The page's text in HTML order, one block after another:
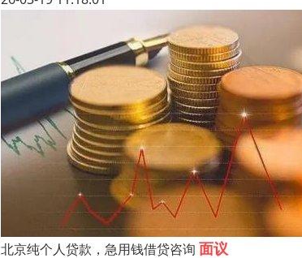
北京纯个人贷款，急用钱借贷咨询 面议